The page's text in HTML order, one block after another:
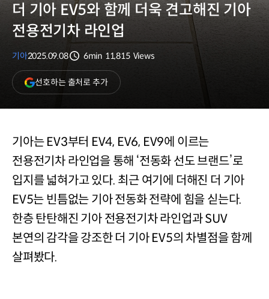
더 기아 EV5와 함께 더욱 견고해진 기아
전용전기차 라인업
기아2025.09.08
6min 11,815 Views
선호하는 출처로 추가(새
창
열림)
기아는 EV3부터 EV4, EV6, EV9에 이르는
전용전기차 라인업을 통해 ‘전동화 선도 브랜드’로
입지를 넓혀가고 있다. 최근 여기에 더해진 더 기아
EV5는 빈틈없는 기아 전동화 전략에 힘을 싣는다.
한층 탄탄해진 기아 전용전기차 라인업과 SUV
본연의 감각을 강조한 더 기아 EV5의 차별점을 함께
살펴봤다.